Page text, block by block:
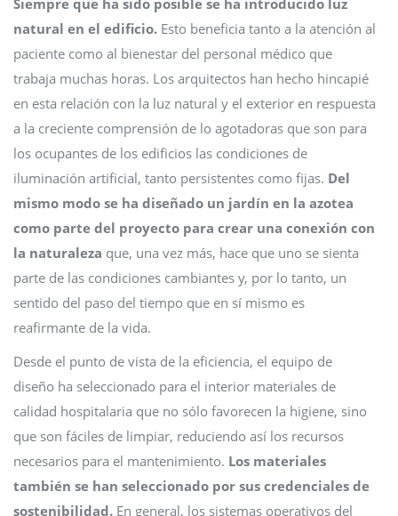
Siempre que ha sido posible se ha introducido luz
natural en el edificio. Esto beneficia tanto a la atención al
paciente como al bienestar del personal médico que
trabaja muchas horas. Los arquitectos han hecho hincapié
en esta relación con la luz natural y el exterior en respuesta
a la creciente comprensión de lo agotadoras que son para
los ocupantes de los edificios las condiciones de
iluminación artificial, tanto persistentes como fijas. Del
mismo modo se ha diseñado un jardín en la azotea
como parte del proyecto para crear una conexión con
la naturaleza que, una vez más, hace que uno se sienta
parte de las condiciones cambiantes y, por lo tanto, un
sentido del paso del tiempo que en sí mismo es
reafirmante de la vida.
Desde el punto de vista de la eficiencia, el equipo de
diseño ha seleccionado para el interior materiales de
calidad hospitalaria que no sólo favorecen la higiene, sino
que son fáciles de limpiar, reduciendo así los recursos
necesarios para el mantenimiento. Los materiales
también se han seleccionado por sus credenciales de
sostenibilidad. En general, los sistemas operativos del